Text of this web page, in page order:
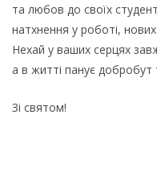
та любов до своїх
натхнення у роботі,
Нехай у ваших серцях
а в житті панує добробут
Зі святом!